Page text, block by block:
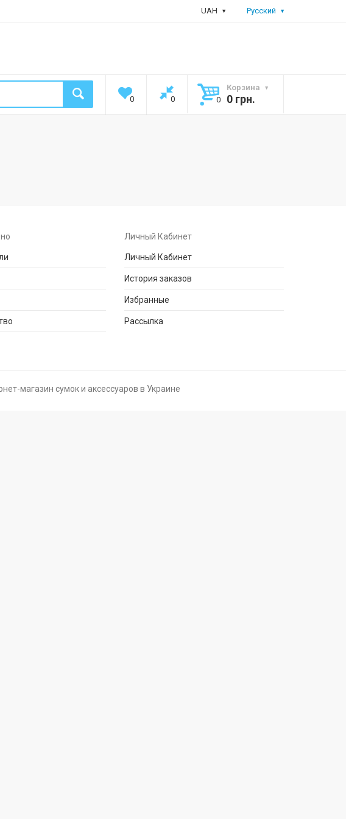
UAH Русский
0 0
Корзина
0
0 грн.
Личный Кабинет
Личный Кабинет
История заказов
Избранные
Рассылка
магазин сумок и аксессуаров в Украине